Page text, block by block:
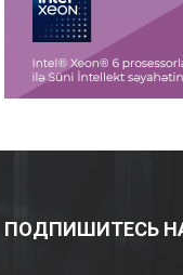
ПОДПИШИТЕСЬ